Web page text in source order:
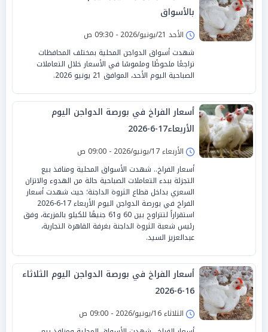
بالأسواق
الأحد 21/يونيو/2026 - 09:30 ص
شهدت أسواق الدواجن المحلية بمختلف المحافظات
تراجعًا ملحوظًا وملموسًا في الأسعار خلال التعاملات
الصباحية اليوم الأحد، الموافق 21 يونيو 2026.
أسعار الفراخ في بورصة الدواجن اليوم
الأربعاء17-6-2026
الأربعاء 17/يونيو/2026 - 09:00 ص
أسعار الفراخ.. شهدت الأسواق المحلية ومنافذ بيع
التجزئة ببدء التعاملات الصباحية حالة من الهدوء والاتزان
السعري بداخل قطاع الثروة الداجنة؛ حيث شهدت أسعار
الفراخ في بورصة الدواجن اليوم الأربعاء 17-6-2026
استقراراً لتتراوح بين 60 و61 جنيهًا للكيلو بالمزرعة، وفق
رئيس شعبة الثروة الداجنة بغرفة القاهرة التجارية،
عبدالعزيز السيد.
أسعار الفراخ في بورصة الدواجن اليوم الثلاثاء
16-6-2026
الثلاثاء 16/يونيو/2026 - 09:00 ص